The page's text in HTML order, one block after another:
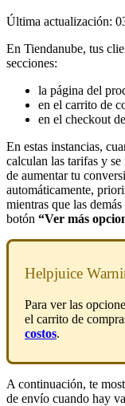
Última actualización:
En Tiendanube, tus
secciones:
la página del
en el carrito de
en el checkout
En estas instancias,
calculan las tarifas y
de aumentar tu
automáticamente,
mientras que las
botón “Ver más
Helpjuice
Para ver las
el carrito de
costos.
A continuación, te
de envío cuando hay